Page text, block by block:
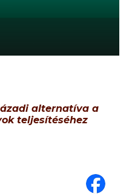
alternatíva a
teljesítéséhez